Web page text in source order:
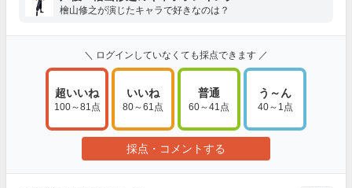
檜山修之が演じたキャラで好きなのは？
＼ ログインしていなくても採点できます ／
超いいね
100～81点
いいね
80～61点
普通
60～41点
う～ん
40～1点
採点・コメントする